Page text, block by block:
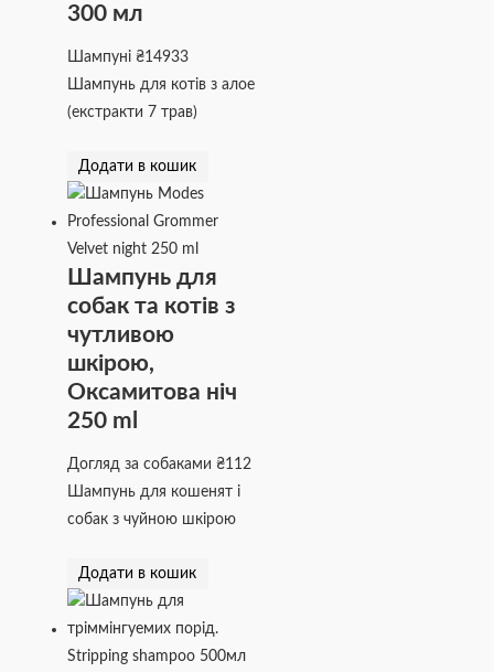
300 мл
Шампуні₴14933
Шампунь для котів з алое
(екстракти 7 трав)
Додати в кошик
Шампунь для
собак та котів з
чутливою
шкірою,
Оксамитова ніч
250 ml
Догляд за собаками₴112
Шампунь для кошенят і
собак з чуйною шкірою
Додати в кошик